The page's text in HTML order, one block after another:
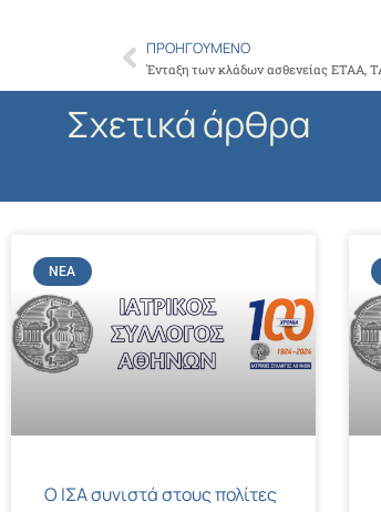
Prev
ΠΡΟΗΓΟΎΜΕΝΟ
Σχετικά άρθρα
ΝΈΑ
Ο ΙΣΑ συνιστά στους πολίτες